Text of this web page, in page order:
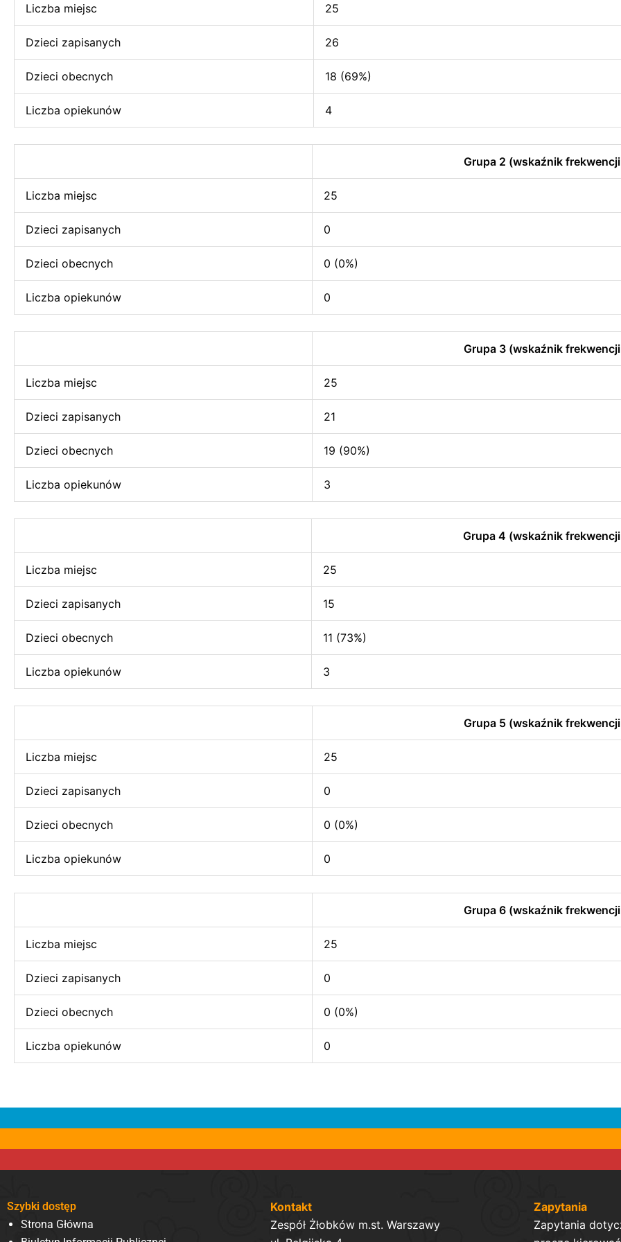
Liczba miejsc 25
Dzieci zapisanych 26
Dzieci obecnych 18 (69%)
Liczba opiekunów 4
Grupa 2 (wskaźnik
Liczba miejsc 25
Dzieci zapisanych 0
Dzieci obecnych 0 (0%)
Liczba opiekunów 0
Grupa 3 (wskaźnik
Liczba miejsc 25
Dzieci zapisanych 21
Dzieci obecnych 19 (90%)
Liczba opiekunów 3
Grupa 4 (wskaźnik
Liczba miejsc 25
Dzieci zapisanych 15
Dzieci obecnych 11 (73%)
Liczba opiekunów 3
Grupa 5 (wskaźnik
Liczba miejsc 25
Dzieci zapisanych 0
Dzieci obecnych 0 (0%)
Liczba opiekunów 0
Grupa 6 (wskaźnik
Liczba miejsc 25
Dzieci zapisanych 0
Dzieci obecnych 0 (0%)
Liczba opiekunów 0
Szybki dostęp
Strona Główna
Kontakt
Zespół Żłobków m.st. Warszawy
Zapytania
Zapytania